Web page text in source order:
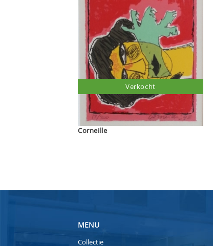
Corneille
Verkocht
MENU
Collectie